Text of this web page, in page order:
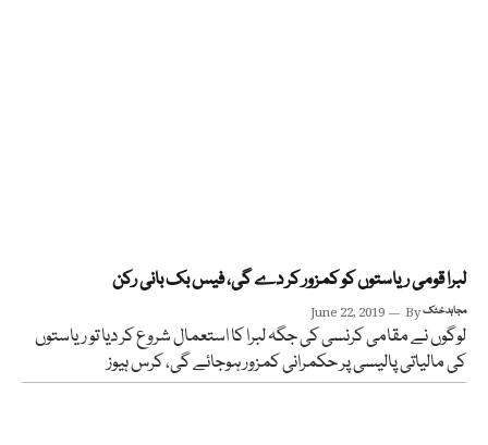
لبرا قومی ریاستوں کو کمزور کر دے گی، فیس بک بانی رکن
June 22, 2019 Byمجاہد خٹک
لوگوں نے مقامی کرنسی کی جگہ لبرا کا استعمال شروع کر دیا تو ریاستوں
کی مالیاتی پالیسی پر حکمرانی کمزور ہوجائے گی، کرس ہیوز